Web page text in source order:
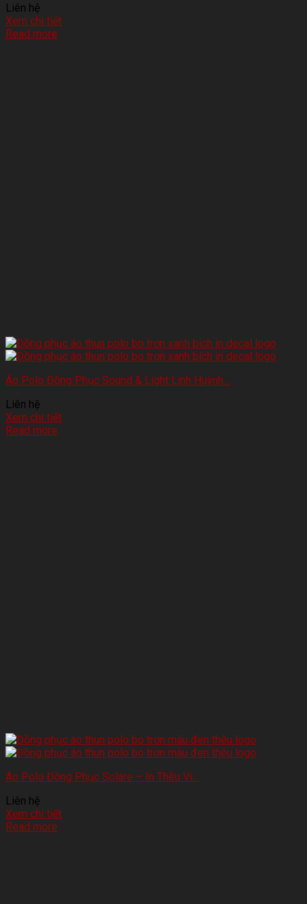
Liên hệ
Xem chi tiết
Read more
Áo Polo Đồng Phục Sound & Light Linh Huỳnh…
Liên hệ
Xem chi tiết
Read more
Áo Polo Đồng Phục Solare – In Thêu Vi…
Liên hệ
Xem chi tiết
Read more